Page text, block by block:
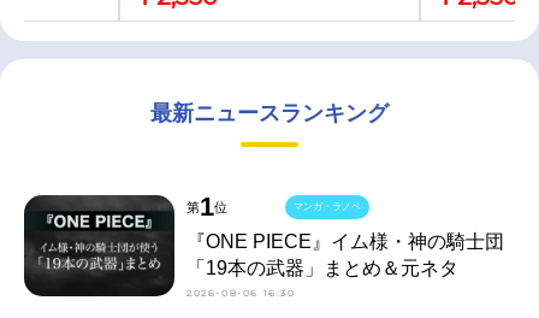
最新ニュースランキング
第1位
『ONE PIECE』イム様・神の騎士団
「19本の武器」まとめ＆元ネタ
2026-08-06 16:30
マンガ・ラノベ